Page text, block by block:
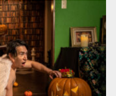
2023.02.11
ョ その他 AKIHITO(細マッチョ)
姫路 (兵庫)